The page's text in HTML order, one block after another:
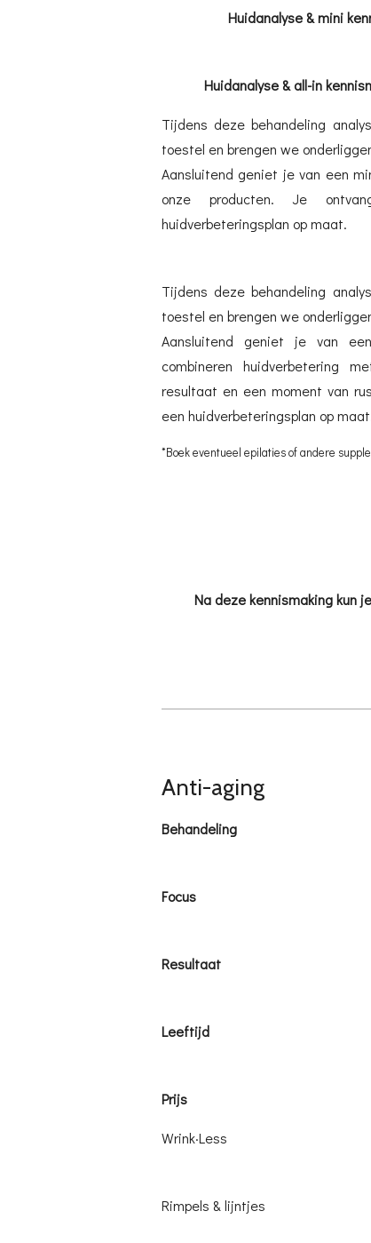
Huidanalyse & mini
Huidanalyse & all-in
Tijdens deze behandeling
toestel en brengen we
Aansluitend geniet je van een
onze producten.
Je
huidverbeteringsplan op maat.
Tijdens deze behandeling
toestel en brengen we
Aansluitend geniet je van
combineren huidverbetering
resultaat en een moment van
een huidverbeteringsplan op
*Boek eventueel epilaties of andere
Na deze kennismaking kun
Anti-aging
Behandeling
Focus
Resultaat
Leeftijd
Prijs
Wrink·Less
Rimpels & lijntjes